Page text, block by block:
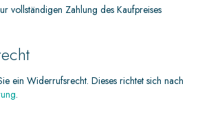
vollständigen Zahlung des Kaufpreises
ein Widerrufsrecht. Dieses richtet sich nach
.